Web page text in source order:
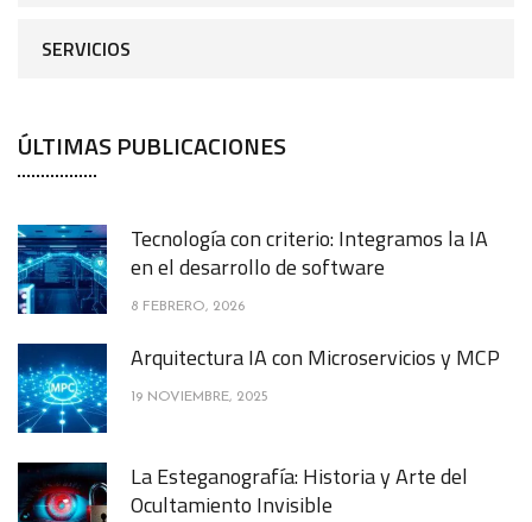
SERVICIOS
ÚLTIMAS PUBLICACIONES
Tecnología con criterio: Integramos la IA
en el desarrollo de software
8 FEBRERO, 2026
Arquitectura IA con Microservicios y MCP
19 NOVIEMBRE, 2025
La Esteganografía: Historia y Arte del
Ocultamiento Invisible